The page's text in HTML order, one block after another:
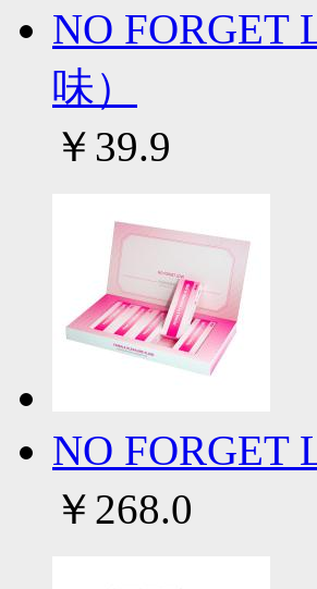
NO FORGET
味）
￥39.9
NO FORGET
￥268.0